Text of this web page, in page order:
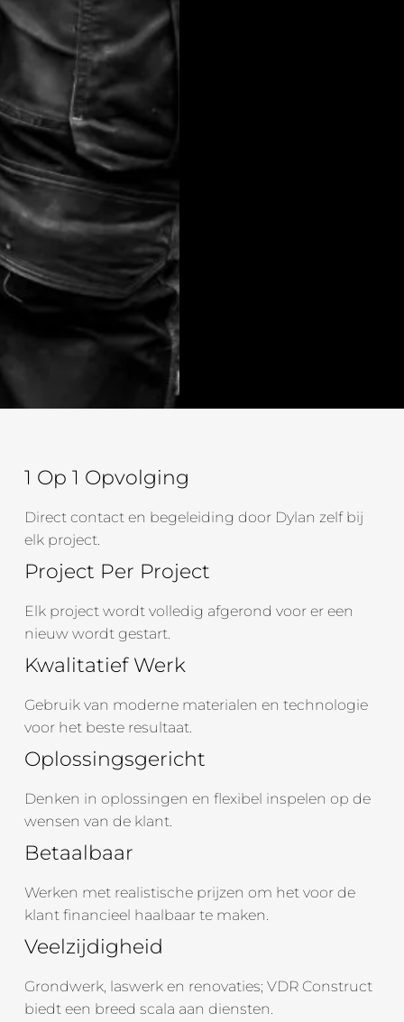
1 Op 1 Opvolging
Direct contact en begeleiding door Dylan zelf bij
elk project.
Project Per Project
Elk project wordt volledig afgerond voor er een
nieuw wordt gestart.
Kwalitatief Werk
Gebruik van moderne materialen en technologie
voor het beste resultaat.
Oplossingsgericht
Denken in oplossingen en flexibel inspelen op de
wensen van de klant.
Betaalbaar
Werken met realistische prijzen om het voor de
klant financieel haalbaar te maken.
Veelzijdigheid
Grondwerk, laswerk en renovaties; VDR Construct
biedt een breed scala aan diensten.